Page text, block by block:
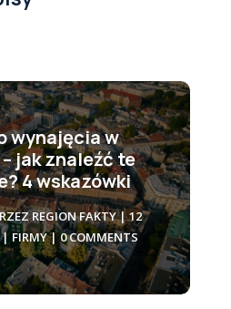
wynajęcia w
jak znaleźć te
4 wskazówki
REGION FAKTY|12
| FIRMY| 0 COMMENTS